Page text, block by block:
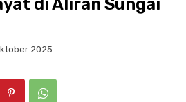
di Aliran Sungai
2025